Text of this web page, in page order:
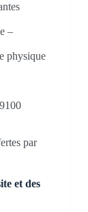
–
physique
par
et des